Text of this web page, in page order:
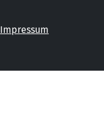
Impressum